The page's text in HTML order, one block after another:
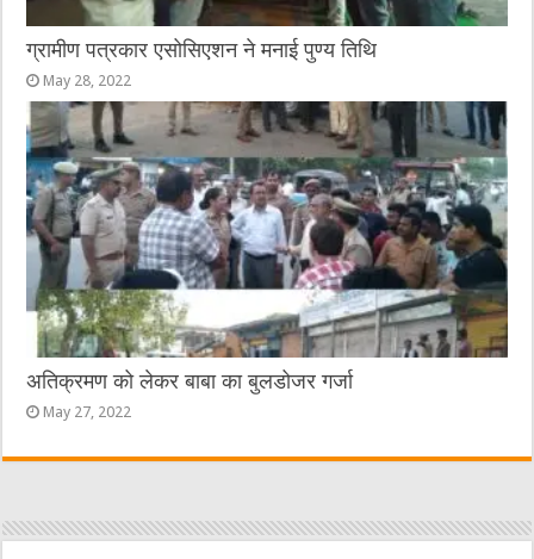
ग्रामीण पत्रकार एसोसिएशन ने मनाई पुण्य तिथि
May 28, 2022
अतिक्रमण को लेकर बाबा का बुलडोजर गर्जा
May 27, 2022